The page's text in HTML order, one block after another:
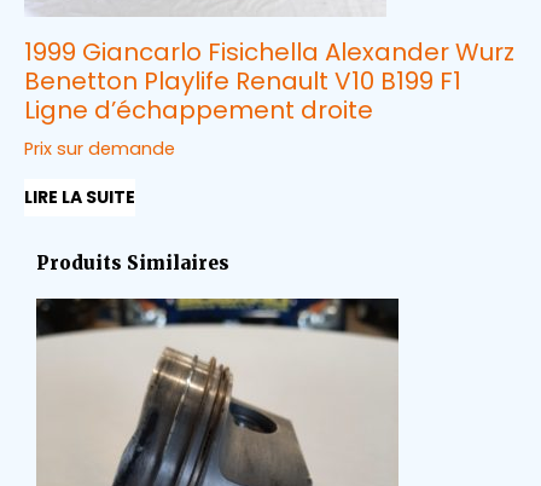
1999 Giancarlo Fisichella Alexander Wurz
Benetton Playlife Renault V10 B199 F1
Ligne d’échappement droite
Prix sur demande
LIRE LA SUITE
Produits Similaires